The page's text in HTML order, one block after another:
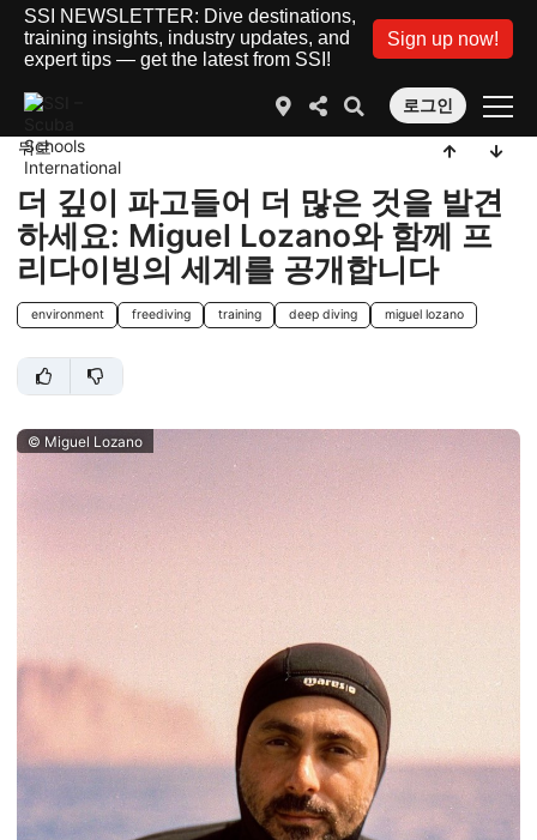
SSI NEWSLETTER: Dive destinations,
training insights, industry updates, and
expert tips — get the latest from SSI!
Sign up now!
로그인
뒤로
더 깊이 파고들어 더 많은 것을 발견
하세요: Miguel Lozano와 함께 프
리다이빙의 세계를 공개합니다
environment freediving training deep diving miguel lozano
© Miguel Lozano